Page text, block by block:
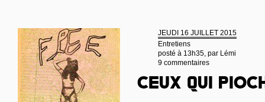
JEUDI 16 JUILLET 2015
Entretiens
posté à 13h35, par Lémi
9 commentaires
Ceux qui